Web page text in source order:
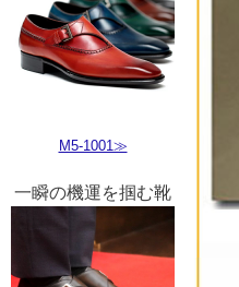
M5-1001≫
一瞬の機運を掴む靴